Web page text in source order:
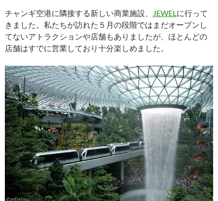
チャンギ空港に隣接する新しい商業施設、 JEWELに行って
きました。私たちが訪れた５月の段階ではまだオープンし
てないアトラクションや店舗もありましたが、ほとんどの
店舗はすでに営業しており十分楽しめました。